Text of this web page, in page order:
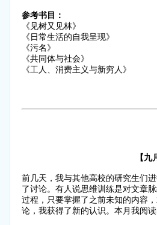
参考书目：
《见树又见林》
《日常生活的自我呈现》
《污名》
《共同体与社会》
《工人、消费主义与新穷人》
【
前几天，我与其他高校的研究生们
了讨论。有人说思维训练是对文章
过程，只要掌握了之前未知的内容
论，我获得了新的认识。本月我阅